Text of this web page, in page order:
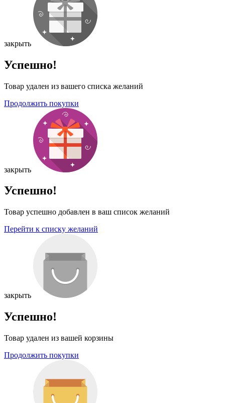
закрыть
Успешно!
Товар удален из вашего списка желаний
Продолжить покупки
закрыть
Успешно!
Товар успешно добавлен в ваш список желаний
Перейти к списку желаний
закрыть
Успешно!
Товар удален из вашей корзины
Продолжить покупки